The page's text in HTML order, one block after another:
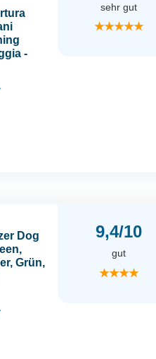
-
Für
Gelb,
sehr gut
★★★★★
Dog
Grün,
9,4/10
gut
★★★★